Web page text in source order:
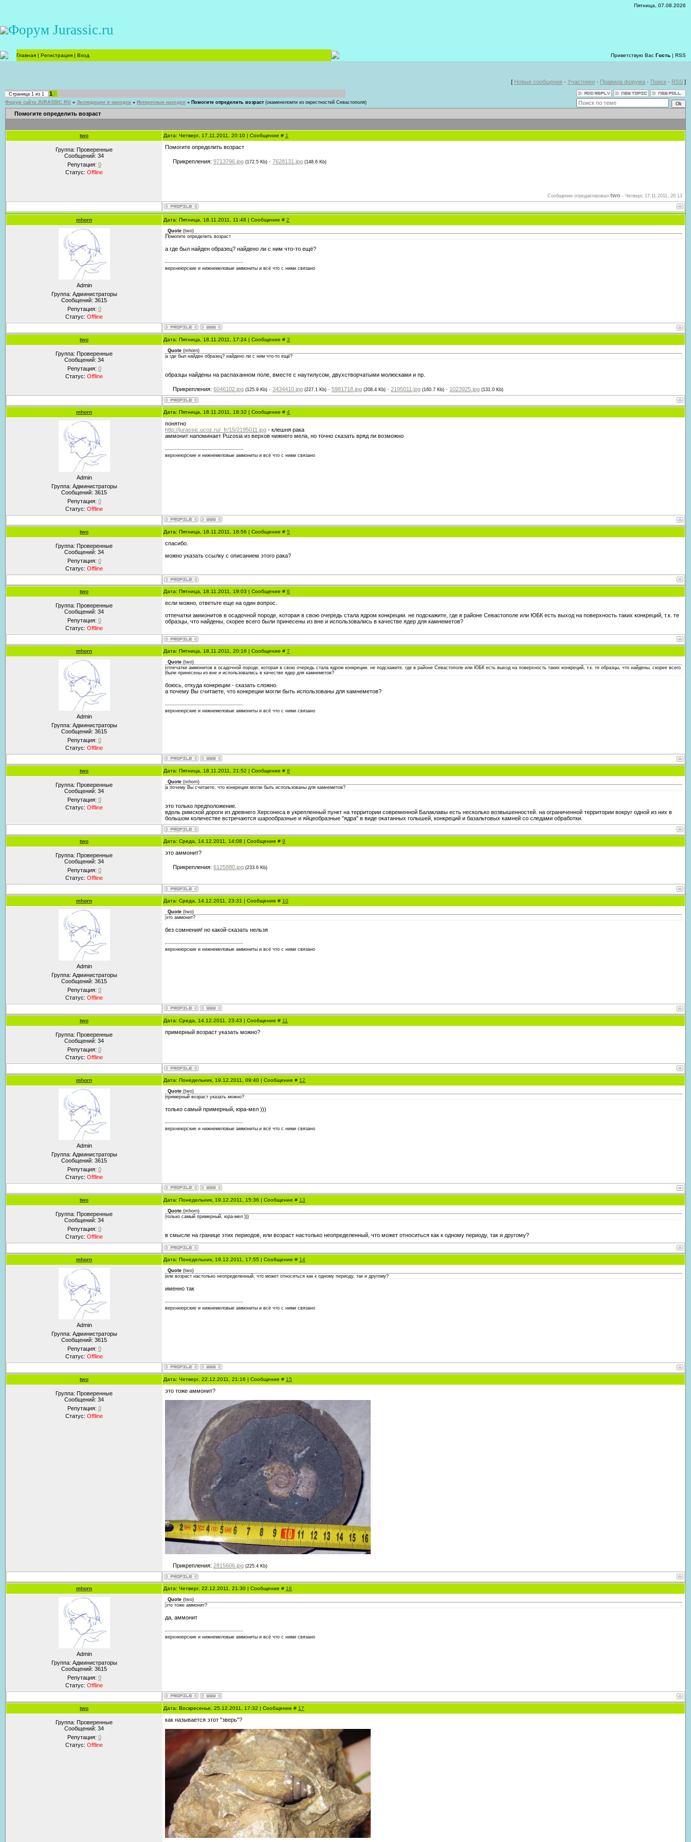
Пятница, 07.08.2026
Форум Jurassic.ru
Главная | Регистрация | Вход Приветствую Вас Гость | RSS
[ Новые сообщения · Участники · Правила форума · Поиск · RSS ]
Страница 1 из 1 1
Форум сайта JURASSIC.RU » Экспедиции и находки » Интересные находки » Помогите определить возраст (окаменеломти из окрестностей Севастополя)
Помогите определить возраст
two Дата: Четверг, 17.11.2011, 20:10 | Сообщение # 1
Группа: Проверенные
Сообщений: 34
Репутация: 0
Статус: Offline
Помогите определить возраст
Прикрепления: 9713796.jpg (172.5 Kb) · 7628131.jpg (148.6 Kb)
Сообщение отредактировал two - Четверг, 17.11.2011, 20:13
mhorn Дата: Пятница, 18.11.2011, 11:48 | Сообщение # 2
Admin
Группа: Администраторы
Сообщений: 3615
Репутация: 0
Статус: Offline
Quote (two)
Помогите определить возраст
а где был найден образец? найдено ли с ним что-то ещё?
верхнеюрские и нижнемеловые аммониты и всё что с ними связано
two Дата: Пятница, 18.11.2011, 17:24 | Сообщение # 3
Группа: Проверенные
Сообщений: 34
Репутация: 0
Статус: Offline
Quote (mhorn)
а где был найден образец? найдено ли с ним что-то ещё?
образцы найдены на распаханном поле, вместе с наутилусом, двухстворчатыми молюсками и пр.
Прикрепления: 6046102.jpg (125.9 Kb) · 3434410.jpg (227.1 Kb) · 5981718.jpg (208.4 Kb) · 2195011.jpg (160.7 Kb) · 1023925.jpg (131.0 Kb)
mhorn Дата: Пятница, 18.11.2011, 18:32 | Сообщение # 4
Admin
Группа: Администраторы
Сообщений: 3615
Репутация: 0
Статус: Offline
понятно
http://jurassic.ucoz.ru/_fr/15/2195011.jpg - клешня рака
аммонит напоминает Puzosia из верхов нижнего мела, но точно сказать вряд ли возможно
верхнеюрские и нижнемеловые аммониты и всё что с ними связано
two Дата: Пятница, 18.11.2011, 18:56 | Сообщение # 5
Группа: Проверенные
Сообщений: 34
Репутация: 0
Статус: Offline
спасибо.
можно указать ссылку с описанием этого рака?
two Дата: Пятница, 18.11.2011, 19:03 | Сообщение # 6
Группа: Проверенные
Сообщений: 34
Репутация: 0
Статус: Offline
если можно, ответьте еще на один вопрос.
отпечатки аммонитов в осадочной породе, которая в свою очередь стала ядром конкреции. не подскажите, где в районе Севастополе или ЮБК есть выход на поверхность таких конкреций, т.к. те
образцы, что найдены, скорее всего были принесены из вне и использовались в качестве ядер для камнеметов?
mhorn Дата: Пятница, 18.11.2011, 20:16 | Сообщение # 7
Admin
Группа: Администраторы
Сообщений: 3615
Репутация: 0
Статус: Offline
Quote (two)
отпечатки аммонитов в осадочной породе, которая в свою очередь стала ядром конкреции. не подскажите, где в районе Севастополе или ЮБК есть выход на поверхность таких конкреций, т.к. те образцы, что найдены, скорее всего
были принесены из вне и использовались в качестве ядер для камнеметов?
боюсь, откуда конкреции - сказать сложно.
а почему Вы считаете, что конкреции могли быть использованы для камнеметов?
верхнеюрские и нижнемеловые аммониты и всё что с ними связано
two Дата: Пятница, 18.11.2011, 21:52 | Сообщение # 8
Группа: Проверенные
Сообщений: 34
Репутация: 0
Статус: Offline
Quote (mhorn)
а почему Вы считаете, что конкреции могли быть использованы для камнеметов?
это только предположение.
вдоль римской дороги из древнего Херсонеса в укрепленный пункт на территории современной Балаклавы есть несколько возвышенностей. на ограниченной территории вокруг одной из них в
большом количестве встречаются шарообразные и яйцеобразные "ядра" в виде окатанных голышей, конкреций и базальтовых камней со следами обработки.
two Дата: Среда, 14.12.2011, 14:08 | Сообщение # 9
Группа: Проверенные
Сообщений: 34
Репутация: 0
Статус: Offline
это аммонит?
Прикрепления: 6125880.jpg (233.6 Kb)
mhorn Дата: Среда, 14.12.2011, 23:31 | Сообщение # 10
Admin
Группа: Администраторы
Сообщений: 3615
Репутация: 0
Статус: Offline
Quote (two)
это аммонит?
без сомнения! но какой-сказать нельзя
верхнеюрские и нижнемеловые аммониты и всё что с ними связано
two Дата: Среда, 14.12.2011, 23:43 | Сообщение # 11
Группа: Проверенные
Сообщений: 34
Репутация: 0
Статус: Offline
примерный возраст указать можно?
mhorn Дата: Понедельник, 19.12.2011, 09:40 | Сообщение # 12
Admin
Группа: Администраторы
Сообщений: 3615
Репутация: 0
Статус: Offline
Quote (two)
примерный возраст указать можно?
только самый примерный, юра-мел )))
верхнеюрские и нижнемеловые аммониты и всё что с ними связано
two Дата: Понедельник, 19.12.2011, 15:36 | Сообщение # 13
Группа: Проверенные
Сообщений: 34
Репутация: 0
Статус: Offline
Quote (mhorn)
только самый примерный, юра-мел )))
в смысле на границе этих периодов, или возраст настолько неопределенный, что может относиться как к одному периоду, так и другому?
mhorn Дата: Понедельник, 19.12.2011, 17:55 | Сообщение # 14
Admin
Группа: Администраторы
Сообщений: 3615
Репутация: 0
Статус: Offline
Quote (two)
или возраст настолько неопределенный, что может относиться как к одному периоду, так и другому?
именно так
верхнеюрские и нижнемеловые аммониты и всё что с ними связано
two Дата: Четверг, 22.12.2011, 21:16 | Сообщение # 15
Группа: Проверенные
Сообщений: 34
Репутация: 0
Статус: Offline
это тоже аммонит?
Прикрепления: 2815606.jpg (225.4 Kb)
mhorn Дата: Четверг, 22.12.2011, 21:30 | Сообщение # 16
Admin
Группа: Администраторы
Сообщений: 3615
Репутация: 0
Статус: Offline
Quote (two)
это тоже аммонит?
да, аммонит
верхнеюрские и нижнемеловые аммониты и всё что с ними связано
two Дата: Воскресенье, 25.12.2011, 17:32 | Сообщение # 17
Группа: Проверенные
Сообщений: 34
Репутация: 0
Статус: Offline
как называется этот "зверь"?